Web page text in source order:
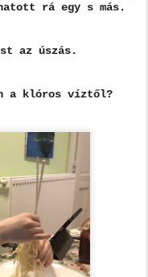
rá egy s más.
az úszás.
a klóros víztől?